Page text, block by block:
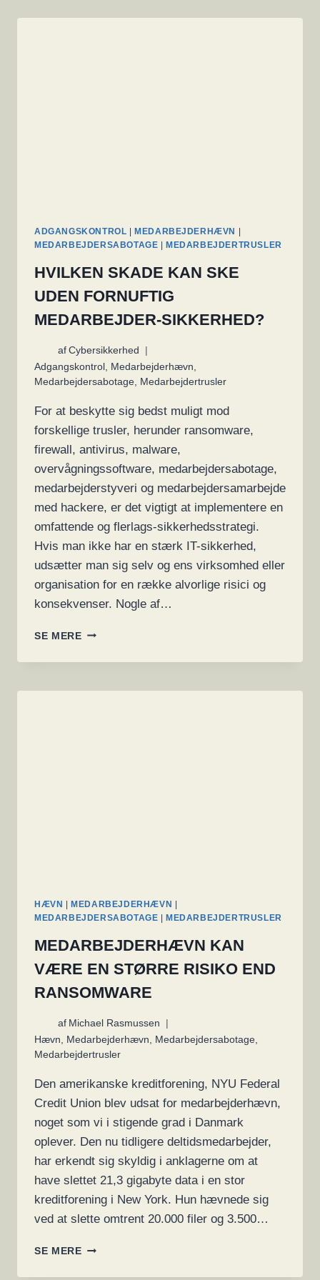
ADGANGSKONTROL MEDARBEJDERHÆVN
MEDARBEJDERSABOTAGE
MEDARBEJDERTRUSLER
HVILKEN SKADE KAN SKE
UDEN FORNUFTIG
MEDARBEJDER-SIKKERHED?
af Cybersikkerhed
Adgangskontrol Medarbejderhævn
Medarbejdersabotage Medarbejdertrusler
For at beskytte sig bedst muligt mod
forskellige trusler, herunder ransomware,
firewall, antivirus, malware,
overvågningssoftware, medarbejdersabotage,
medarbejderstyveri og medarbejdersamarbejde
med hackere, er det vigtigt at implementere en
omfattende og flerlags-sikkerhedsstrategi.
Hvis man ikke har en stærk IT-sikkerhed,
udsætter man sig selv og ens virksomhed eller
organisation for en række alvorlige risici og
konsekvenser. Nogle af…
SE MEREHVILKEN
KAN
UDEN
HÆVN MEDARBEJDERHÆVN
MEDARBEJDERSABOTAGE
MEDARBEJDERTRUSLER
MEDARBEJDERHÆVN KAN
VÆRE EN STØRRE RISIKO END
RANSOMWARE
af Michael Rasmussen
Hævn
Medarbejderhævn Medarbejdersabotage
Medarbejdertrusler
Den amerikanske kreditforening, NYU Federal
Credit Union blev udsat for medarbejderhævn,
noget som vi i stigende grad i Danmark
oplever. Den nu tidligere deltidsmedarbejder,
har erkendt sig skyldig i anklagerne om at
have slettet 21,3 gigabyte data i en stor
kreditforening i New York. Hun hævnede sig
ved at slette omtrent 20.000 filer og 3.500…
SE MEREMEDARBEJDERHÆVN
VÆRE